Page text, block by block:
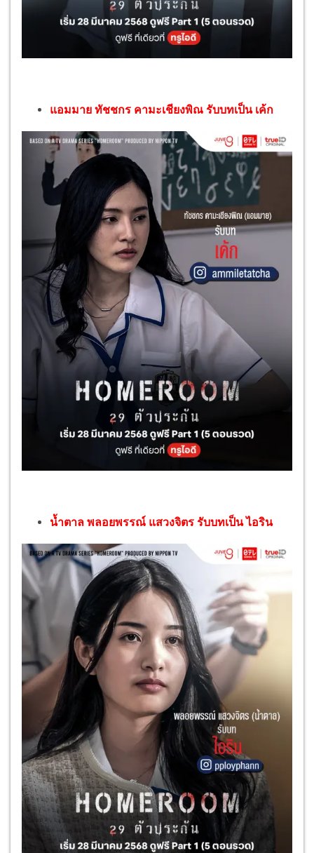
แอมมาย ทัชชกร คามะเชียงพิณ รับบทเป็น เค้ก
น้ำตาล พลอยพรรณ์ แสวงจิตร รับบทเป็น ไอริน